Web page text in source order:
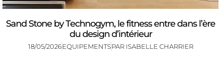
Sand Stone by Technogym, le fitness entre dans l’ère
du design d’intérieur
18/05/2026EQUIPEMENTSPAR ISABELLE CHARRIER